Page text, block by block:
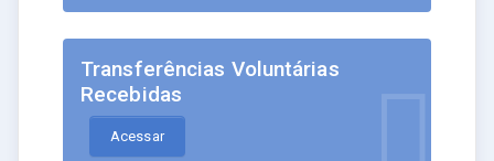
Transferências Voluntárias
Recebidas
Acessar